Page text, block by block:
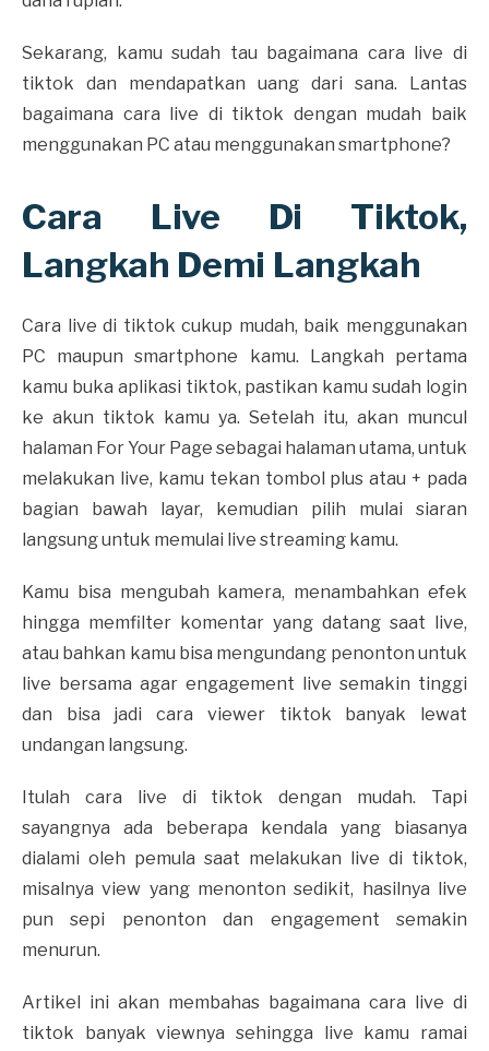
Sekarang, kamu sudah tau bagaimana cara live di
tiktok dan mendapatkan uang dari sana. Lantas
bagaimana cara live di tiktok dengan mudah baik
menggunakan PC atau menggunakan smartphone?
Cara Live Di Tiktok,
Langkah Demi Langkah
Cara live di tiktok cukup mudah, baik menggunakan
PC maupun smartphone kamu. Langkah pertama
kamu buka aplikasi tiktok, pastikan kamu sudah login
ke akun tiktok kamu ya. Setelah itu, akan muncul
halaman For Your Page sebagai halaman utama, untuk
melakukan live, kamu tekan tombol plus atau + pada
bagian bawah layar, kemudian pilih mulai siaran
langsung untuk memulai live streaming kamu.
Kamu bisa mengubah kamera, menambahkan efek
hingga memfilter komentar yang datang saat live,
atau bahkan kamu bisa mengundang penonton untuk
live bersama agar engagement live semakin tinggi
dan bisa jadi cara viewer tiktok banyak lewat
undangan langsung.
Itulah cara live di tiktok dengan mudah. Tapi
sayangnya ada beberapa kendala yang biasanya
dialami oleh pemula saat melakukan live di tiktok,
misalnya view yang menonton sedikit, hasilnya live
pun sepi penonton dan engagement semakin
menurun.
Artikel ini akan membahas bagaimana cara live di
tiktok banyak viewnya sehingga live kamu ramai